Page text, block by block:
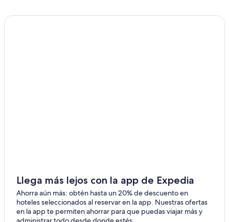
Hoteles con aire acondicionado en Bonaire
Hoteles con bar en Bonaire
Hoteles con desayuno incluido en Bonaire
Llega más lejos con la app de Expedia
Ahorra aún más: obtén hasta un 20% de descuento en
hoteles seleccionados al reservar en la app. Nuestras ofertas
en la app te permiten ahorrar para que puedas viajar más y